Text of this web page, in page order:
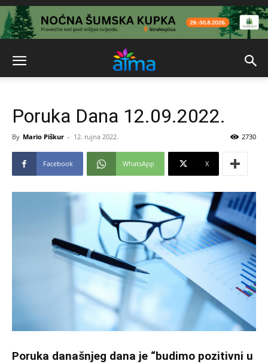
Poruka Dana 12.09.2022.
By Mario Piškur - 12. rujna 2022. 2730
Facebook WhatsApp X
Poruka današnjeg dana je “budimo pozitivni u